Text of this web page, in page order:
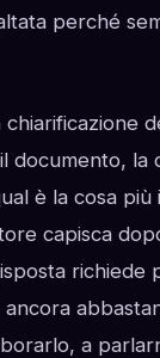
perché
chiarificazione
documento, la
è la cosa
capisca
richiede
a